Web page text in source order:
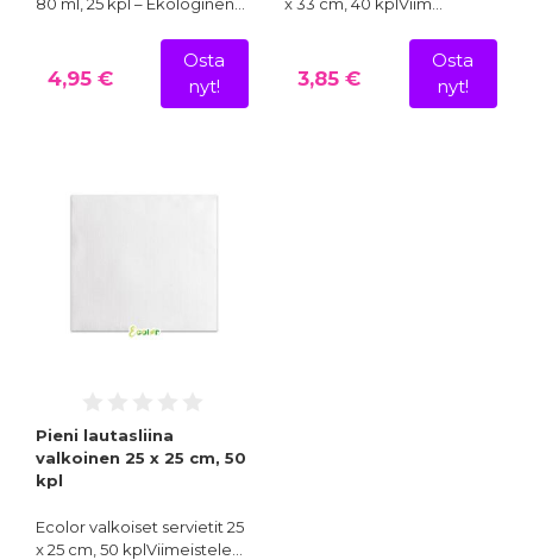
4,95 €
Osta
nyt!
3,85 €
Osta
nyt!
Pieni lautasliina
valkoinen 25 x 25 cm, 50
kpl
Ecolor valkoiset servietit 25
x 25 cm, 50 kplViimeistele…